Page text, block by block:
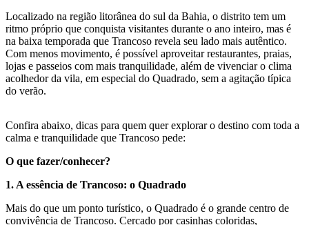
Localizado na região litorânea do sul da Bahia, o distrito tem um
ritmo próprio que conquista visitantes durante o ano inteiro, mas é
na baixa temporada que Trancoso revela seu lado mais autêntico.
Com menos movimento, é possível aproveitar restaurantes, praias,
lojas e passeios com mais tranquilidade, além de vivenciar o clima
acolhedor da vila, em especial do Quadrado, sem a agitação típica
do verão.
Confira abaixo, dicas para quem quer explorar o destino com toda a
calma e tranquilidade que Trancoso pede:
O que fazer/conhecer?
1. A essência de Trancoso: o Quadrado
Mais do que um ponto turístico, o Quadrado é o grande centro de
convivência de Trancoso. Cercado por casinhas coloridas,